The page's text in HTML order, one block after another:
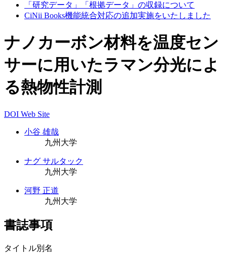
「研究データ」「根拠データ」の収録について
CiNii Books機能統合対応の追加実施をいたしました
ナノカーボン材料を温度セン
サーに用いたラマン分光によ
る熱物性計測
DOI Web Site
小谷 雄哉
九州大学
ナグ サルタック
九州大学
河野 正道
九州大学
書誌事項
タイトル別名